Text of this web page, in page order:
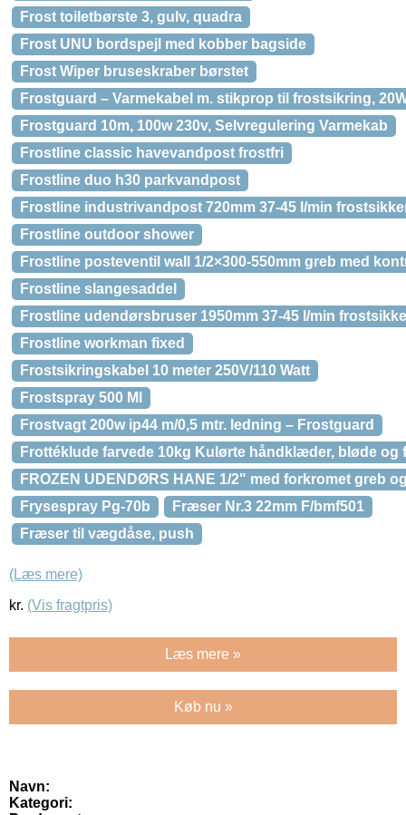
Frost toiletbørste 3, gulv, quadra
Frost UNU bordspejl med kobber bagside
Frost Wiper bruseskraber børstet
Frostguard – Varmekabel m. stikprop til frostsikring,
Frostguard 10m, 100w 230v, Selvregulering Varmekab
Frostline classic havevandpost frostfri
Frostline duo h30 parkvandpost
Frostline industrivandpost 720mm 37-45 l/min
Frostline outdoor shower
Frostline posteventil wall 1/2×300-550mm greb med
Frostline slangesaddel
Frostline udendørsbruser 1950mm 37-45 l/min
Frostline workman fixed
Frostsikringskabel 10 meter 250V/110 Watt
Frostspray 500 Ml
Frostvagt 200w ip44 m/0,5 mtr. ledning – Frostguard
Frottéklude farvede 10kg Kulørte håndklæder, bløde og
FROZEN UDENDØRS HANE 1/2" med forkromet greb
Frysespray Pg-70b
Fræser Nr.3 22mm F/bmf501
Fræser til vægdåse, push
(Læs mere)
kr. (Vis fragtpris)
Læs mere »
Køb nu »
Navn:
Kategori: